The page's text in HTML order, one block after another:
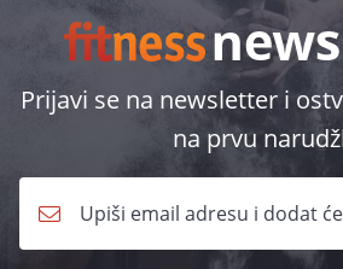
Prijavi se na newsletter i
na prvu